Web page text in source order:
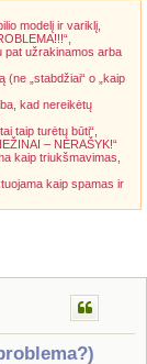
modelį ir variklį,
pat užrakinamos arba
(ne „stabdžiai“ o „kaip
kad nereikėtų
taip turėtų būti“,
– NERAŠYK!“
kaip triukšmavimas,
kaip spamas ir